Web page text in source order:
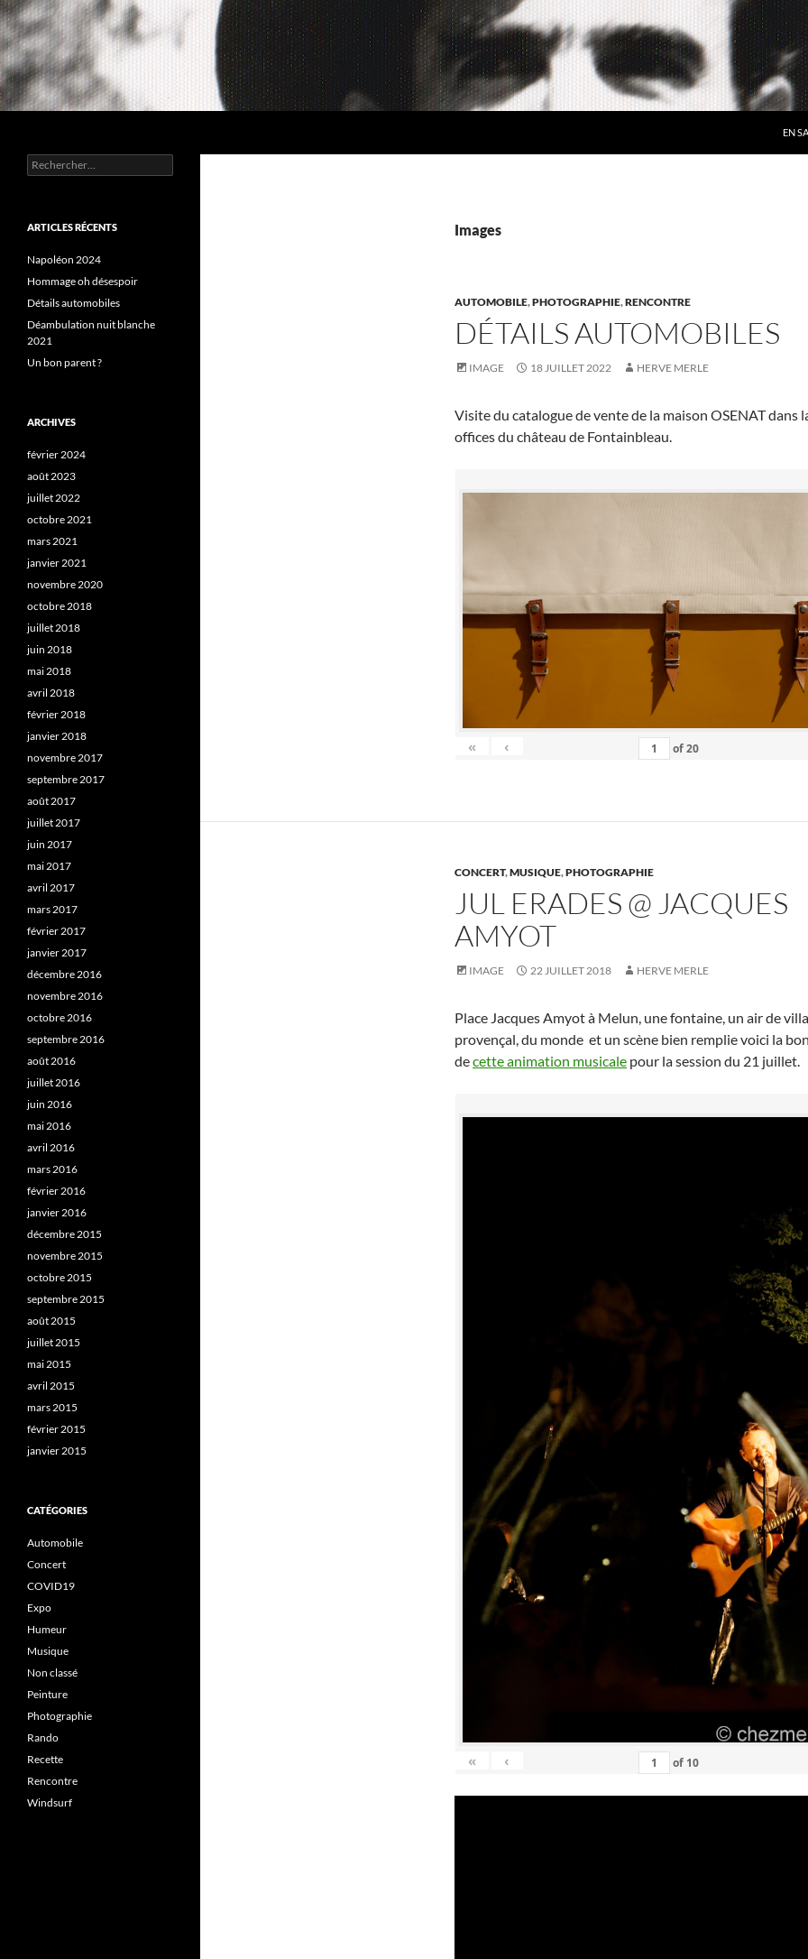
Aller
au
contenu
EN
Images
AUTOMOBILE,PHOTOGRAPHIE,RENCONTRE
DÉTAILS AUTOMOBILES
IMAGE 18 JUILLET 2022 HERVE MERLE
Visite du catalogue de vente de la maison OSENAT dans
offices du château de Fontainbleau.
« ‹ of20
CONCERT,MUSIQUE,PHOTOGRAPHIE
JUL ERADES @ JACQUES
AMYOT
IMAGE 22 JUILLET 2018 HERVE MERLE
Place Jacques Amyot à Melun, une fontaine, un air de
provençal, du monde et un scène bien remplie voici la
decette animation musicale pour la session du 21 juillet.
« ‹ of 10
Rechercher :
ARTICLES RÉCENTS
Napoléon 2024
Hommage oh désespoir
Détails automobiles
Déambulation nuit blanche
2021
Un bon parent ?
ARCHIVES
février 2024
août 2023
juillet 2022
octobre 2021
mars 2021
janvier 2021
novembre 2020
octobre 2018
juillet 2018
juin 2018
mai 2018
avril 2018
février 2018
janvier 2018
novembre 2017
septembre 2017
août 2017
juillet 2017
juin 2017
mai 2017
avril 2017
mars 2017
février 2017
janvier 2017
décembre 2016
novembre 2016
octobre 2016
septembre 2016
août 2016
juillet 2016
juin 2016
mai 2016
avril 2016
mars 2016
février 2016
janvier 2016
décembre 2015
novembre 2015
octobre 2015
septembre 2015
août 2015
juillet 2015
mai 2015
avril 2015
mars 2015
février 2015
janvier 2015
CATÉGORIES
Automobile
Concert
COVID19
Expo
Humeur
Musique
Non classé
Peinture
Photographie
Rando
Recette
Rencontre
Windsurf